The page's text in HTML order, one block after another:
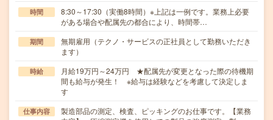
時間
8:30～17:30（実働8時間）※上記は一例です。業務上必要
がある場合や配属先の都合により、時間帯…
期間
無期雇用（テクノ・サービスの正社員として勤務いただき
ます）
時給
月給19万円～24万円 ★配属先が変更となった際の待機期
間も給与が発生！ ※給与は経験などを考慮して決定しま
す
仕事内容
製造部品の測定、検査、ピッキングのお仕事です。【業務